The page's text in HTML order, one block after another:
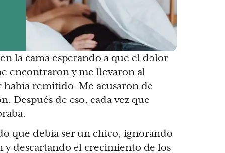
la cama esperando a que el dolor
encontraron y me llevaron al
remitido. Me acusaron de
Después de eso, cada vez que
que debía ser un chico, ignorando
descartando el crecimiento de los